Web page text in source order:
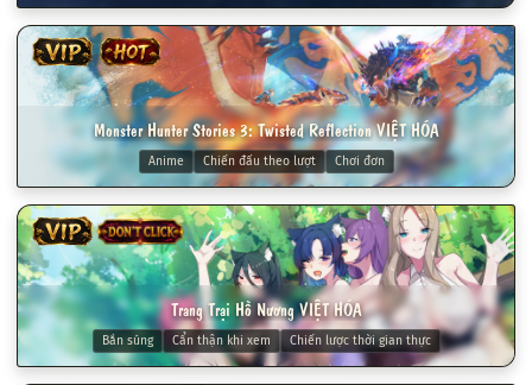
VIP HOT
Monster Hunter Stories 3: Twisted Reflection VIỆT HÓA
Anime Chiến đấu theo lượt Chơi đơn
VIP 18+
Trang Trại Hồ Nương VIỆT HÓA
Bắn súng Cẩn thận khi xem Chiến lược thời gian thực